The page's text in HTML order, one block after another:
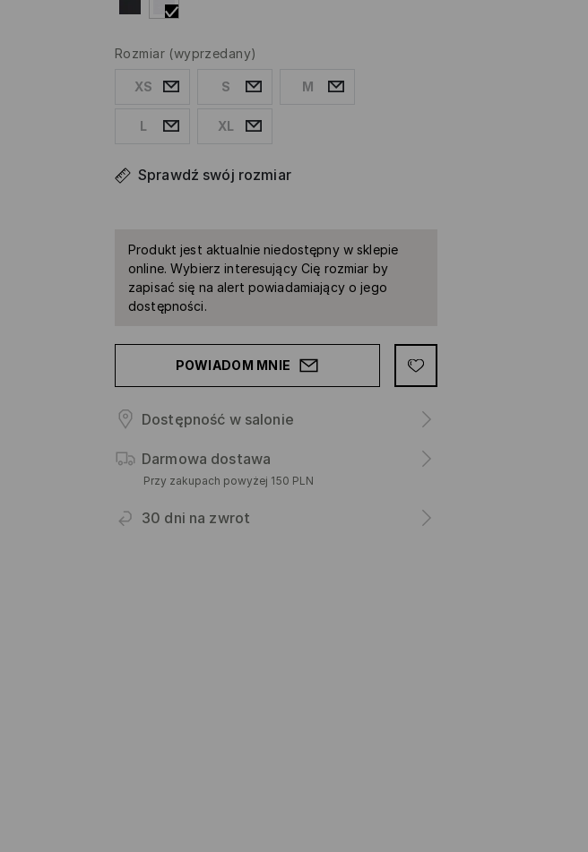
Rozmiar (wyprzedany)
XS S M
L XL
Sprawdź swój rozmiar
Produkt jest aktualnie niedostępny w sklepie
online. Wybierz interesujący Cię rozmiar by
zapisać się na alert powiadamiający o jego
dostępności.
POWIADOM MNIE
Dostępność w salonie
Darmowa dostawa
Przy zakupach powyżej 150 PLN
30 dni na zwrot